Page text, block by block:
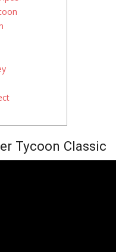
Tycoon Classic